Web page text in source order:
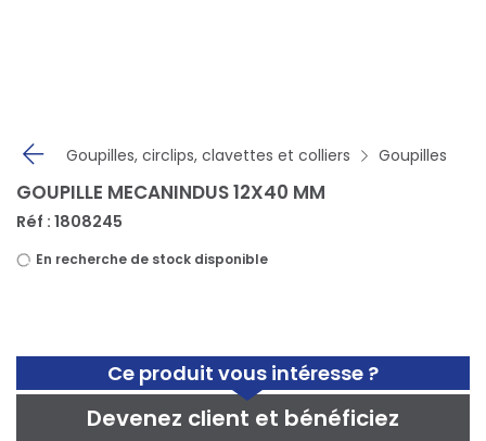
Goupilles, circlips, clavettes et colliers Goupilles
Ce produit vous intéresse ?
Devenez client et bénéficiez
GOUPILLE MECANINDUS 12X40 MM
Réf : 1808245
En recherche de stock disponible